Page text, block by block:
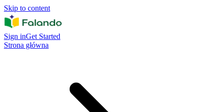
Skip to content
Sign inGet Started
Strona główna